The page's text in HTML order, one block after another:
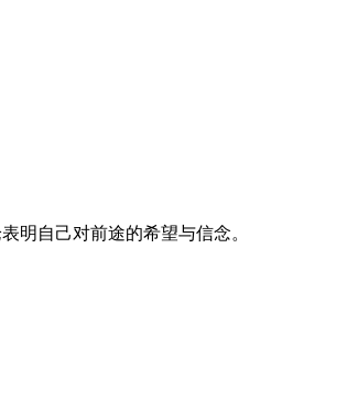
明自己对前途的希望与信念。